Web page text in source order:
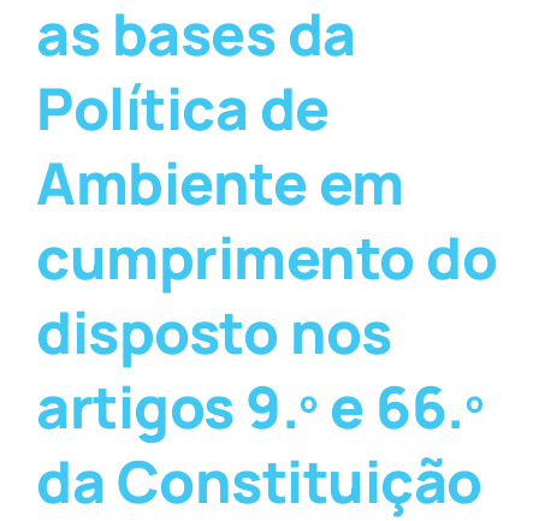
as bases da
Política de
Ambiente em
cumprimento do
disposto nos
artigos 9.º e 66.º
da Constituição